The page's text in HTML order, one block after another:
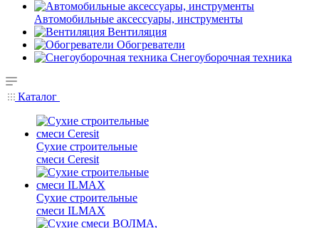
Автомобильные аксессуары, инструменты
Вентиляция
Обогреватели
Снегоуборочная техника
Каталог
Сухие строительные
смеси Ceresit
Сухие строительные
смеси ILMAX